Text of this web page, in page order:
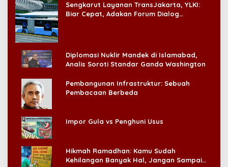
Sengkarut Layanan TransJakarta, YLKI:
Biar Cepat, Adakan Forum Dialog
Diplomasi Nuklir Mandek di Islamabad,
Analis Soroti Standar Ganda Washington
Pembangunan Infrastruktur: Sebuah
Pembacaan Berbeda
Impor Gula vs Penghuni Usus
Hikmah Ramadhan: Kamu Sudah
Kehilangan Banyak Hal, Jangan Sampai